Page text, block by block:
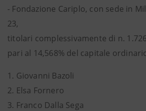
- Fondazione Cariplo, con sede in
23,
titolari complessivamente di n.
pari al 14,568% del capitale
1. Giovanni Bazoli
2. Elsa Fornero
3. Franco Dalla Sega